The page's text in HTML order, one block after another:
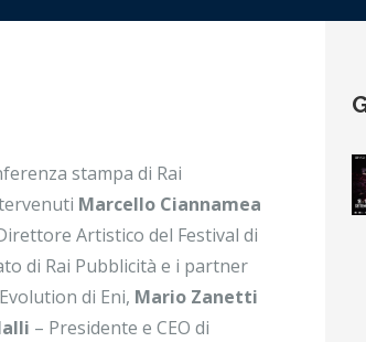
stampa di Rai
Marcello Ciannamea
Artistico del Festival di
di Rai Pubblicità e i partner
di Eni, Mario Zanetti
– Presidente e CEO di